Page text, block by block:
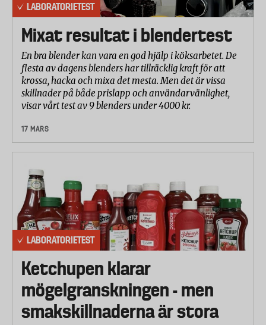
LABORATORIETEST
Mixat resultat i blendertest
En bra blender kan vara en god hjälp i köksarbetet. De
flesta av dagens blenders har tillräcklig kraft för att
krossa, hacka och mixa det mesta. Men det är vissa
skillnader på både prislapp och användarvänlighet,
visar vårt test av 9 blenders under 4000 kr.
17 MARS
LABORATORIETEST
Ketchupen klarar
mögelgranskningen - men
smakskillnaderna är stora